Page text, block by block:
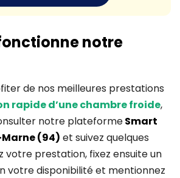
notre
de nos meilleures prestations
rapide d’une chambre froide,
notre plateformeSmart
(94) et suivez quelques
votre prestation, fixez ensuite un
votre disponibilité et mentionnez